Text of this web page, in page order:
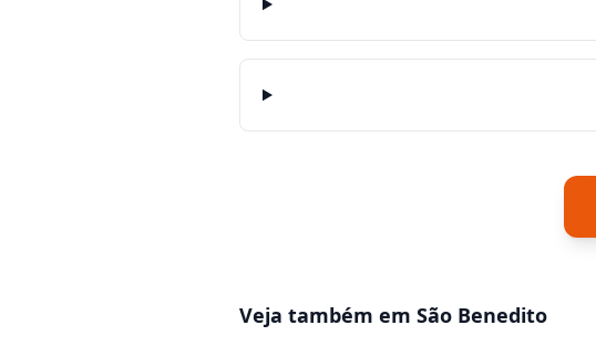
Veja também em São Benedito